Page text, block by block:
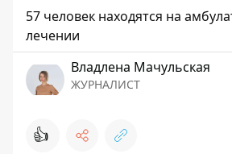
57 человек находятся на
лечении
Владлена Мачульская
ЖУРНАЛИСТ
👍